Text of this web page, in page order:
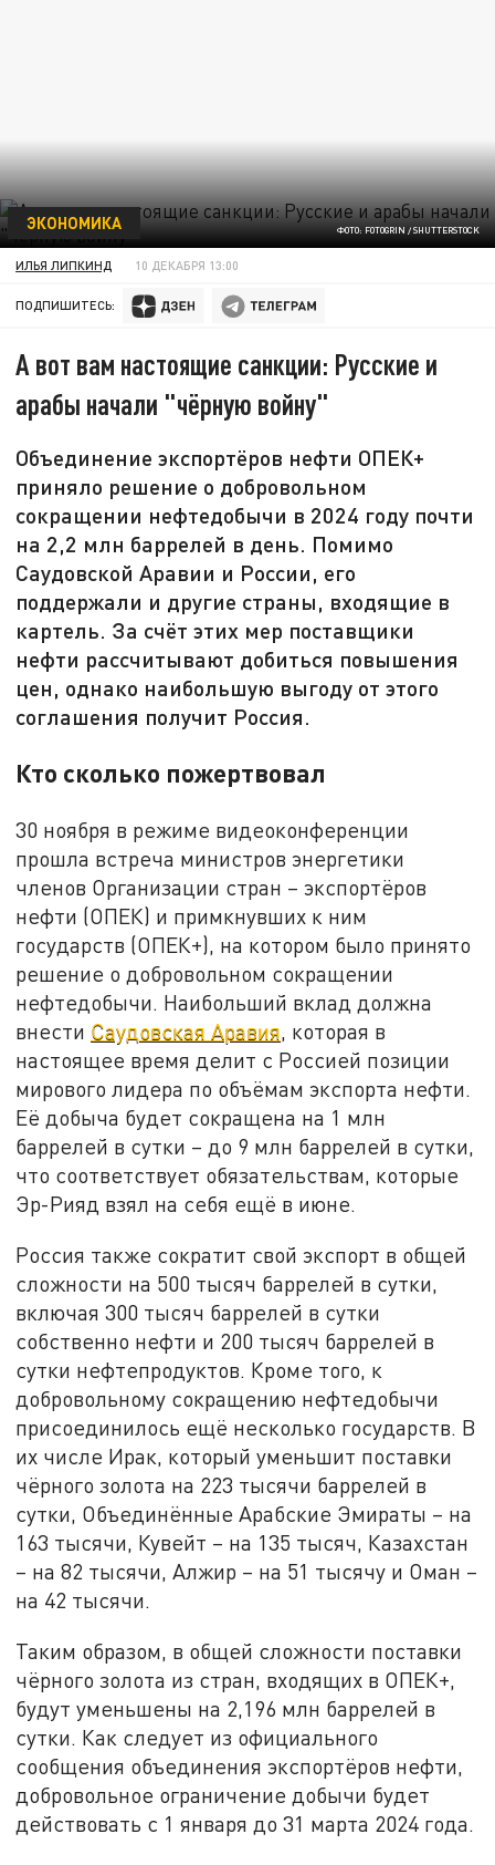
ФОТО: FOTOGRIN / SHUTTERSTOCK
ЭКОНОМИКА
ИЛЬЯ ЛИПКИНД 10 ДЕКАБРЯ 13:00
ПОДПИШИТЕСЬ:
А вот вам настоящие санкции: Русские и
арабы начали "чёрную войну"
Объединение экспортёров нефти ОПЕК+
приняло решение о добровольном
сокращении нефтедобычи в 2024 году почти
на 2,2 млн баррелей в день. Помимо
Саудовской Аравии и России, его
поддержали и другие страны, входящие в
картель. За счёт этих мер поставщики
нефти рассчитывают добиться повышения
цен, однако наибольшую выгоду от этого
соглашения получит Россия.
Кто сколько пожертвовал
30 ноября в режиме видеоконференции
прошла встреча министров энергетики
членов Организации стран – экспортёров
нефти (ОПЕК) и примкнувших к ним
государств (ОПЕК+), на котором было принято
решение о добровольном сокращении
нефтедобычи. Наибольший вклад должна
внести Саудовская Аравия, которая в
настоящее время делит с Россией позиции
мирового лидера по объёмам экспорта нефти.
Её добыча будет сокращена на 1 млн
баррелей в сутки – до 9 млн баррелей в сутки,
что соответствует обязательствам, которые
Эр-Рияд взял на себя ещё в июне.
Россия также сократит свой экспорт в общей
сложности на 500 тысяч баррелей в сутки,
включая 300 тысяч баррелей в сутки
собственно нефти и 200 тысяч баррелей в
сутки нефтепродуктов. Кроме того, к
добровольному сокращению нефтедобычи
присоединилось ещё несколько государств. В
их числе Ирак, который уменьшит поставки
чёрного золота на 223 тысячи баррелей в
сутки, Объединённые Арабские Эмираты – на
163 тысячи, Кувейт – на 135 тысяч, Казахстан
– на 82 тысячи, Алжир – на 51 тысячу и Оман –
на 42 тысячи.
Таким образом, в общей сложности поставки
чёрного золота из стран, входящих в ОПЕК+,
будут уменьшены на 2,196 млн баррелей в
сутки. Как следует из официального
сообщения объединения экспортёров нефти,
добровольное ограничение добычи будет
действовать с 1 января до 31 марта 2024 года.